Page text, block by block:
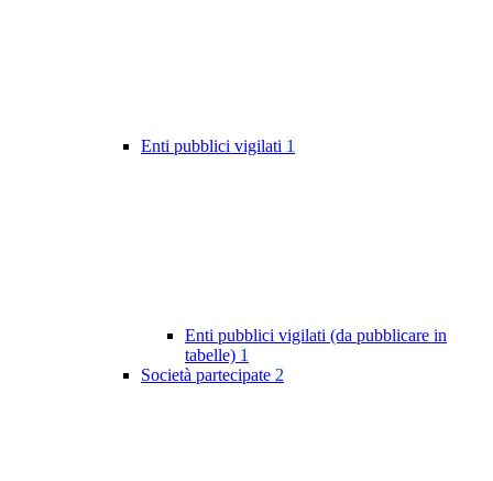
Enti pubblici vigilati 1
Enti pubblici vigilati (da pubblicare in
tabelle) 1
Società partecipate 2